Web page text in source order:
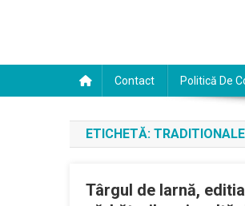
Contact Politică De
ETICHETĂ: TRADITIONALE
Târgul de Iarnă,